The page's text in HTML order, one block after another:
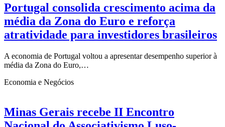
Portugal consolida crescimento acima da
média da Zona do Euro e reforça
atratividade para investidores brasileiros
A economia de Portugal voltou a apresentar desempenho superior à
média da Zona do Euro,…
Economia e Negócios
Minas Gerais recebe II Encontro